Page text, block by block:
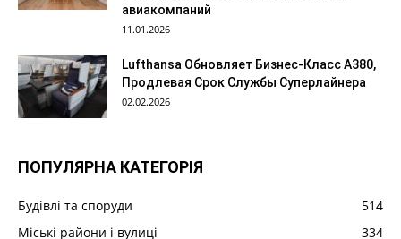
авиакомпаний
11.01.2026
Lufthansa Обновляет Бизнес-Класс A380,
Продлевая Срок Службы Суперлайнера
02.02.2026
ПОПУЛЯРНА КАТЕГОРІЯ
Будівлі та споруди
514
Міські райони і вулиці
334